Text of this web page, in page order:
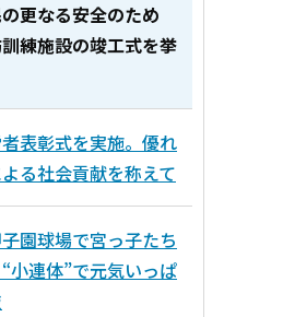
更なる安全のため
練施設の竣工式を挙
表彰式を実施。優れ
る社会貢献を称えて
園球場で宮っ子たち
小連体”で元気いっぱ